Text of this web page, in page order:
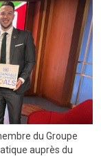
du Groupe
auprès du